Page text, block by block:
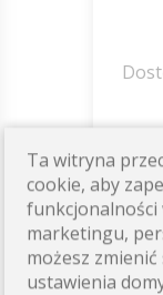
150ml
Ta witryna
cookie, aby
marketingu,
możesz
ustawienia